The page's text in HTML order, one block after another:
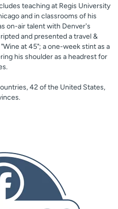
teaching at Regis University
and in classrooms of his
on-air talent with Denver's
and presented a travel &
at 45"; a one-week stint as a
his shoulder as a headrest for
42 of the United States,